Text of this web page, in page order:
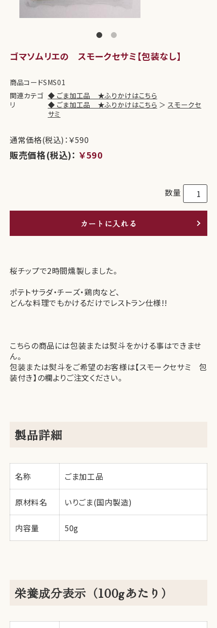
ゴマソムリエの スモークセサミ【包装なし】
商品コードSMS01
関連カテゴ
リ
◆ ごま加工品 ★ふりかけはこちら
◆ ごま加工品 ★ふりかけはこちら ＞ スモークセ
サミ
通常価格(税込)：￥590
販売価格(税込)： ￥590
数量
カートに入れる
桜チップで2時間燻製しました。
ポテトサラダ・チーズ・鶏肉など、
どんな料理でもかけるだけでレストラン仕様!!
こちらの商品には包装または熨斗をかける事はできませ
ん。
包装または熨斗をご希望のお客様は【スモークセサミ 包
装付き】の欄よりご注文ください。
製品詳細
名称 ごま加工品
原材料名 いりごま(国内製造)
内容量 50g
栄養成分表示（100gあたり）